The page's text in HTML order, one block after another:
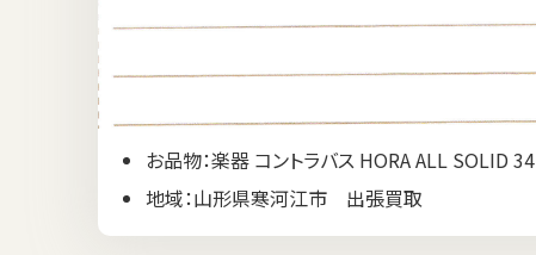
お品物：楽器 コントラバス HORA ALL SOLID 34
地域：山形県寒河江市 出張買取